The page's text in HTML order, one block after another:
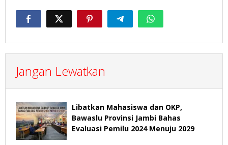
Jangan Lewatkan
Libatkan Mahasiswa dan OKP,
Bawaslu Provinsi Jambi Bahas
Evaluasi Pemilu 2024 Menuju 2029